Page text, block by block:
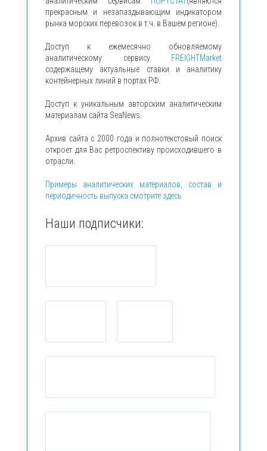
прекрасным и незапаздывающим индикатором
рынка морских перевозок в т.ч. в Вашем регионе).
Доступ к ежемесячно обновляемому
аналитическому сервису FREIGHTMarket
содержащему актуальные ставки и аналитику
контейнерных линий в портах РФ.
Доступ к уникальным авторским аналитическим
материалам сайта SeaNews.
Архив сайта с 2000 года и полнотекстовый поиск
откроет для Вас ретроспективу происходившего в
отрасли.
Примеры аналитических материалов, состав и
периодичность выпуска смотрите здесь
Наши подписчики: